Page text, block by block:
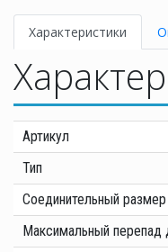
Характеристики
Артикул
Тип
Соединительный размер
Максимальный перепад